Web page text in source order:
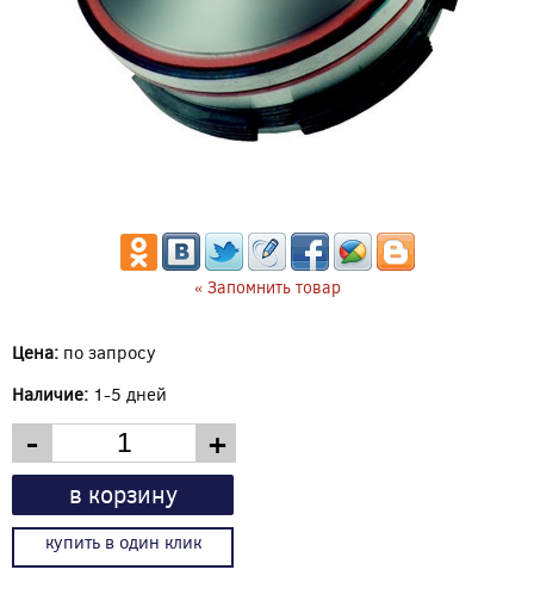
« Запомнить товар
Цена: по запросу
Наличие: 1-5 дней
- +
в корзину
купить в один клик